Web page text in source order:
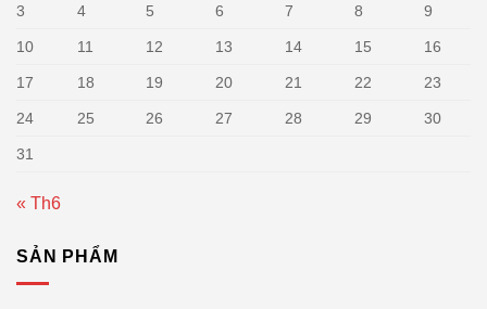
3 4 5 6 7 8 9
10 11 12 13 14 15 16
17 18 19 20 21 22 23
24 25 26 27 28 29 30
31
« Th6
SẢN PHẨM